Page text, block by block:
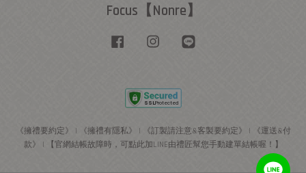
Focus【Nonre】
Facebook Instagram
《擁禮要約定》 | 《擁禮有隱私》 | 《訂製請注意&客製要約定》 |
《運送&付
款》
| 【官網結帳故障時，可點此加LINE由禮匠幫您手動建單結帳喔！】